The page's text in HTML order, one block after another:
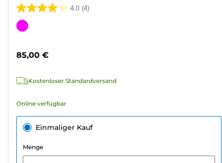
4.0 (4)
4.0
von
4
Farbpatrone
85,00 €
Kostenloser Standardversand
Online verfügbar
Einmaliger Kauf
Menge